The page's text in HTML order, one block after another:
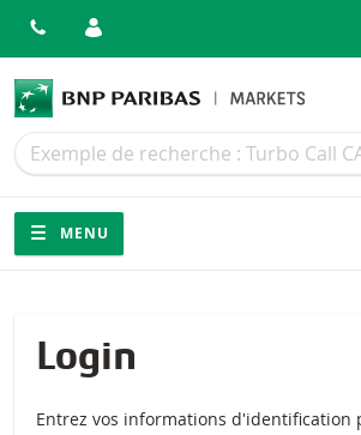
Recherche
Recherche
Navigation
Navigation sur le
MENU
Login
Entrez vos informations d'identification